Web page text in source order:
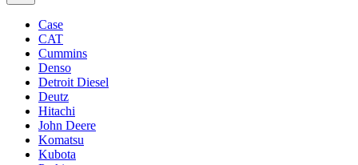
Case
CAT
Cummins
Denso
Detroit Diesel
Deutz
Hitachi
John Deere
Komatsu
Kubota